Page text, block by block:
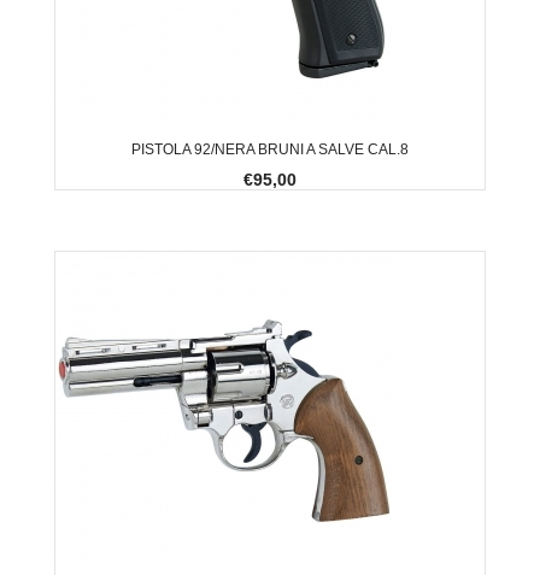
PISTOLA 92/NERA BRUNI A SALVE CAL.8
€95,00